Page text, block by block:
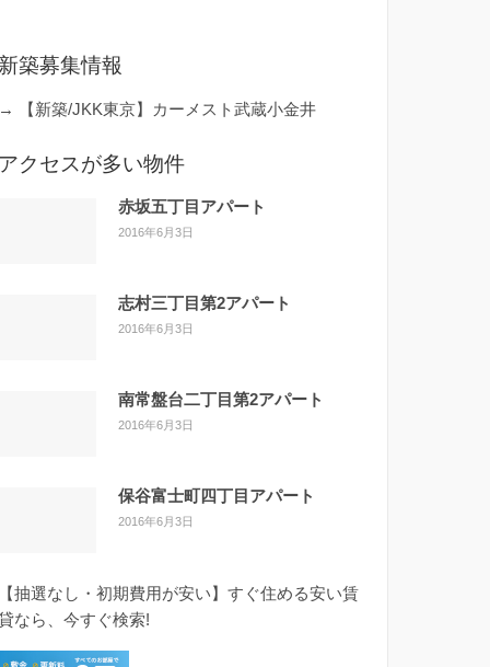
築募集情報
【新築/JKK東京】カーメスト武蔵小金井
クセスが多い物件
赤坂五丁目アパート
2016年6月3日
志村三丁目第2アパート
2016年6月3日
南常盤台二丁目第2アパート
2016年6月3日
保谷富士町四丁目アパート
2016年6月3日
抽選なし・初期費用が安い】すぐ住める安い賃
なら、今すぐ検索!